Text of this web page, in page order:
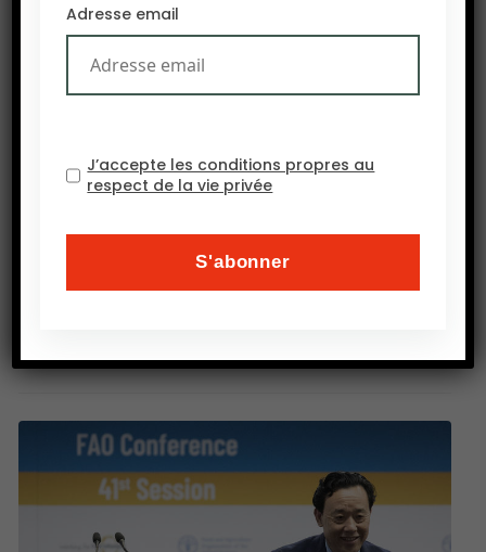
contre augmenté de 2,6 % à $ 77,3 milliards. Sur
sept mois, l’excédent a diminué de deux tiers à $
3,9 milliards. Ces chiffres sont la première
Chine a provoqué une chute sévère des recettes
Le conflit avec le Mexique et la dénonciation de
Trans-Pacific Partnership
ventes de viandes.
Adresse email
J’accepte les conditions propres au
respect de la vie privée